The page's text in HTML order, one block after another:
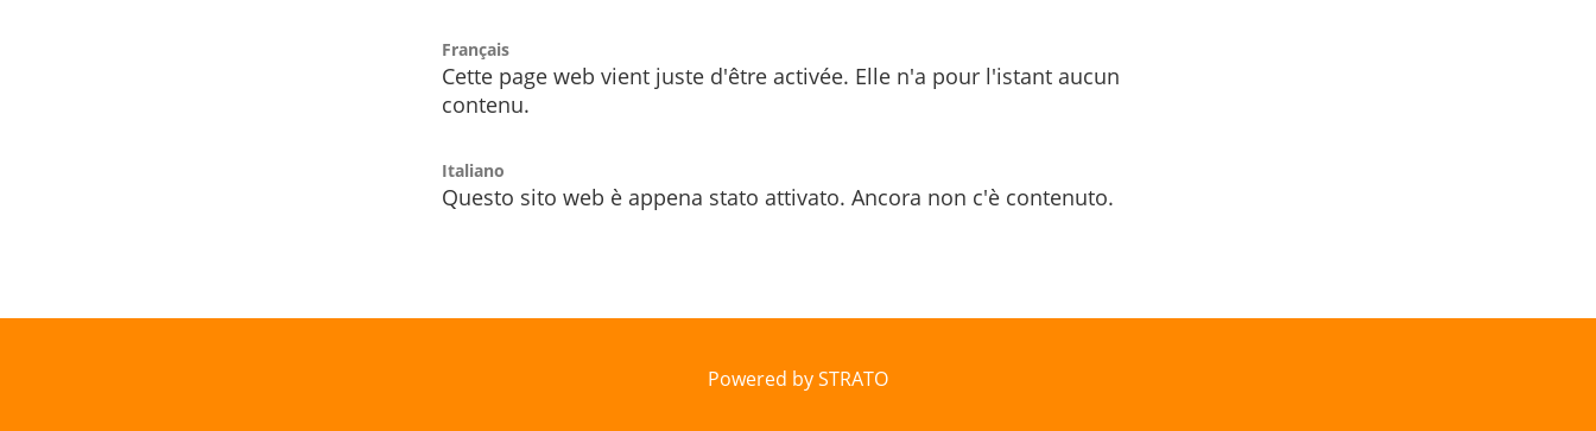
Français
Cette page web vient juste d'être activée. Elle n'a pour l'istant aucun
contenu.
Italiano
Questo sito web è appena stato attivato. Ancora non c'è contenuto.
Powered by STRATO